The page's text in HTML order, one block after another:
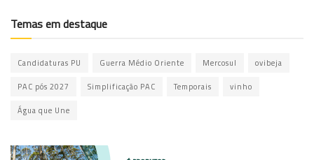
Temas em destaque
Candidaturas PU Guerra Médio Oriente Mercosul ovibeja
PAC pós 2027 Simplificação PAC Temporais vinho
Água que Une